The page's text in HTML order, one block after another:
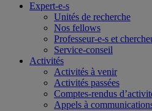
Expert-e-s
Unités de recherche
Nos fellows
Professeur-e-s et
Service-conseil
Activités
Activités à venir
Activités passées
Comptes-rendus
Appels à